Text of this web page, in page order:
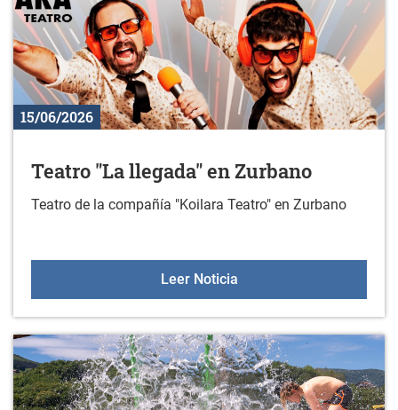
15/06/2026
Teatro "La llegada" en Zurbano
Teatro de la compañía "Koilara Teatro" en Zurbano
Leer NoticiaTeatro "La llegada" en